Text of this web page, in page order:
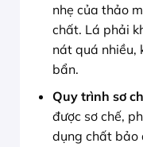
nhẹ của thảo
chất. Lá phải
nát quá nhiều,
bẩn.
Quy trình sơ
được sơ chế,
dụng chất bảo